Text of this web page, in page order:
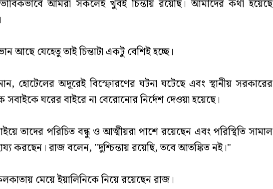
আমরা সকলেই খুবই চিন্তায় রয়েছি। আমাদের কথা হয়েছে
আছে যেহেতু তাই চিন্তাটা একটু বেশিই হচ্ছে।
হোটেলের অদূরেই বিস্ফোরণের ঘটনা ঘটেছে এবং স্থানীয় সরকারের
সবাইকে ঘরের বাইরে না বেরোনোর নির্দেশ দেওয়া হয়েছে।
তাদের পরিচিত বন্ধু ও আত্মীয়রা পাশে রয়েছেন এবং পরিস্থিতি সামাল
করছেন। রাজ বলেন, "দুশ্চিন্তায় রয়েছি, তবে আতঙ্কিত নই।"
মেয়ে ইয়ালিনিকে নিয়ে রয়েছেন রাজ।